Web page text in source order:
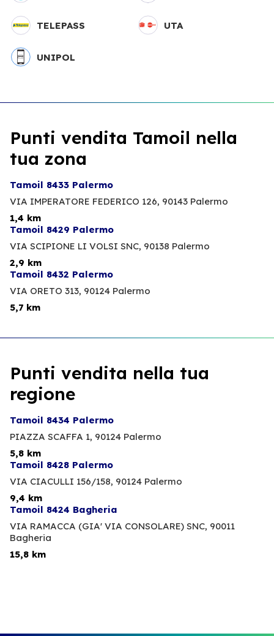
TELEPASS UTA
UNIPOL
Punti vendita Tamoil nella
tua zona
Tamoil 8433 Palermo
VIA IMPERATORE FEDERICO 126, 90143 Palermo
1,4 km
Tamoil 8429 Palermo
VIA SCIPIONE LI VOLSI SNC, 90138 Palermo
2,9 km
Tamoil 8432 Palermo
VIA ORETO 313, 90124 Palermo
5,7 km
Punti vendita nella tua
regione
Tamoil 8434 Palermo
PIAZZA SCAFFA 1, 90124 Palermo
5,8 km
Tamoil 8428 Palermo
VIA CIACULLI 156/158, 90124 Palermo
9,4 km
Tamoil 8424 Bagheria
VIA RAMACCA (GIA' VIA CONSOLARE) SNC, 90011
Bagheria
15,8 km